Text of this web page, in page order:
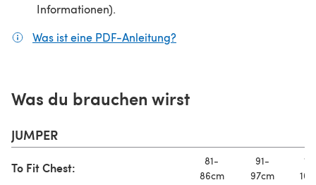
Informationen).
Was ist eine PDF-Anleitung?
Was du brauchen wirst
JUMPER
To Fit Chest:
81-
86cm
91-
97cm